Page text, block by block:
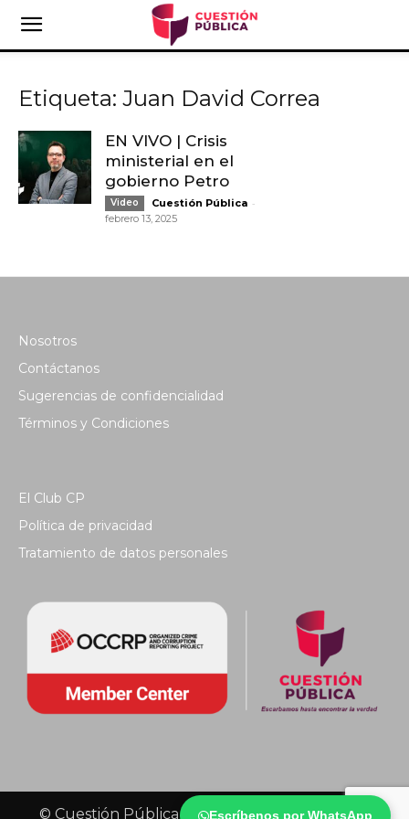
Escríbenos por WhatsApp
Etiqueta: Juan David Correa
EN VIVO | Crisis
ministerial en el
gobierno Petro
Video Cuestión Pública -
febrero 13, 2025
Nosotros
Contáctanos
Sugerencias de confidencialidad
Términos y Condiciones
El Club CP
Política de privacidad
Tratamiento de datos personales
© Cuestión Pública 2018 - Todos los derechos